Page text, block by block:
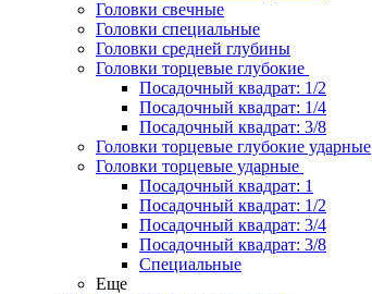
Головки свечные
Головки специальные
Головки средней глубины
Головки торцевые глубокие
Посадочный квадрат: 1/2
Посадочный квадрат: 1/4
Посадочный квадрат: 3/8
Головки торцевые глубокие ударные
Головки торцевые ударные
Посадочный квадрат: 1
Посадочный квадрат: 1/2
Посадочный квадрат: 3/4
Посадочный квадрат: 3/8
Специальные
Еще